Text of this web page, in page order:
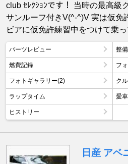
club ｾﾚｸｼｮﾝです！ 当時の最高
サンルーフ付きV(^-^)V 実は仮免
ビアに仮免許練習中をつけて乗
パーツレビュー 整
燃費記録 フ
フォトギャラリー(2) ク
ラップタイム 愛
ヒストリー
日産 アベ